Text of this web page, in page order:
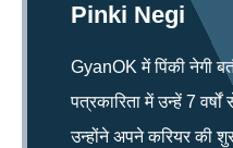
Pinki Negi
GyanOK में पिंकी नेगी
पत्रकारिता में उन्हें 7
उन्होंने अपने करियर की